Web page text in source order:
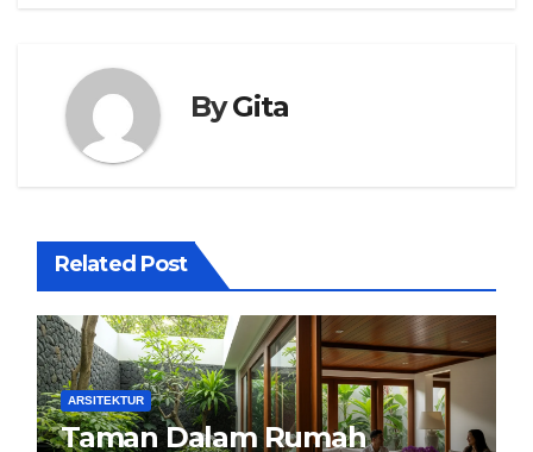
ByGita
Related Post
ARSITEKTUR
Taman Dalam Rumah